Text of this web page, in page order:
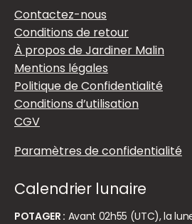
Contactez-nous
Conditions de retour
À propos de Jardiner Malin
Mentions légales
Politique de Confidentialité
Conditions d’utilisation
CGV
Paramètres de confidentialité
Calendrier lunaire
POTAGER : Avant 02h55 (UTC), la